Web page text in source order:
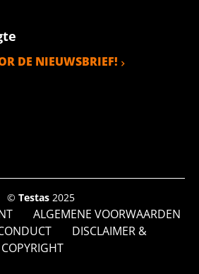
DE NIEUWSBRIEF!
© Testas 2025
ALGEMENE VOORWAARDEN
DISCLAIMER &
COPYRIGHT